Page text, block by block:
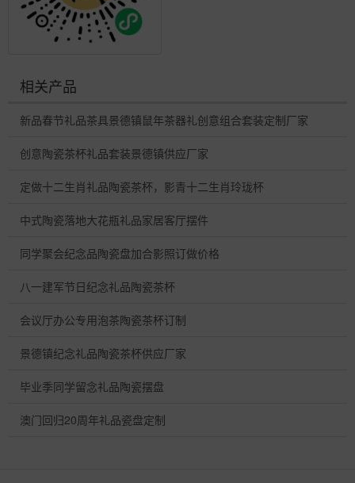
相关产品
新品春节礼品茶具景德镇鼠年茶器礼创意组合套装定制厂家
创意陶瓷茶杯礼品套装景德镇供应厂家
定做十二生肖礼品陶瓷茶杯，影青十二生肖玲珑杯
中式陶瓷落地大花瓶礼品家居客厅摆件
同学聚会纪念品陶瓷盘加合影照订做价格
八一建军节日纪念礼品陶瓷茶杯
会议厅办公专用泡茶陶瓷茶杯订制
景德镇纪念礼品陶瓷茶杯供应厂家
毕业季同学留念礼品陶瓷摆盘
澳门回归20周年礼品瓷盘定制